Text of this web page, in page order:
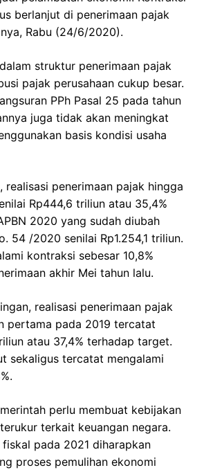
berlanjut di penerimaan pajak
Rabu (24/6/2020).
struktur penerimaan pajak
pajak perusahaan cukup besar.
PPh Pasal 25 pada tahun
juga tidak akan meningkat
basis kondisi usaha
realisasi penerimaan pajak hingga
Rp444,6 triliun atau 35,4%
2020 yang sudah diubah
54 /2020 senilai Rp1.254,1 triliun.
kontraksi sebesar 10,8%
akhir Mei tahun lalu.
realisasi penerimaan pajak
pertama pada 2019 tercatat
atau 37,4% terhadap target.
sekaligus tercatat mengalami
perlu membuat kebijakan
terkait keuangan negara.
pada 2021 diharapkan
proses pemulihan ekonomi